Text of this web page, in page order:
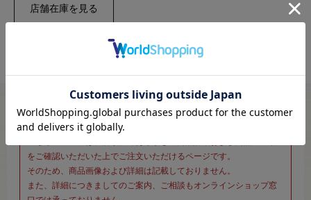
※新宿オカダヤ本店お取り扱い商品のご注文専用ページです※
をご確認いただいた上でご注文いただけるページです。
そのため、商品画像および詳細は記載しておりません。
また、詳細につきましてのご案内、ご相談もオンラインショップ窓